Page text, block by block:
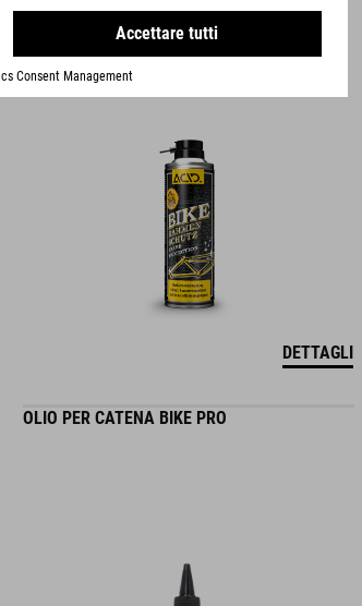
159.00NOK
DETTAGLI
OLIO PER CATENA BIKE PRO